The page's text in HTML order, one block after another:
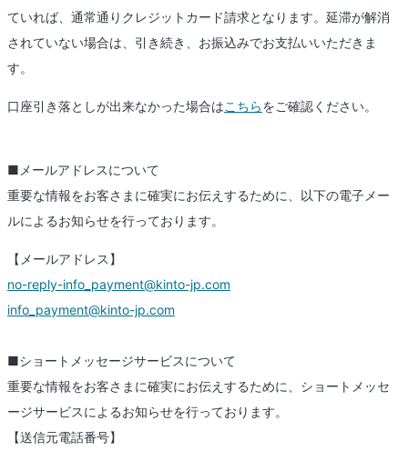
ていれば、通常通りクレジットカード請求となります。延滞が解消
されていない場合は、引き続き、お振込みでお支払いいただきま
す。
口座引き落としが出来なかった場合はこちらをご確認ください。
■メールアドレスについて
重要な情報をお客さまに確実にお伝えするために、以下の電子メー
ルによるお知らせを行っております。
【メールアドレス】
no-reply-info_payment@kinto-jp.com
info_payment@kinto-jp.com
■ショートメッセージサービスについて
重要な情報をお客さまに確実にお伝えするために、ショートメッセ
ージサービスによるお知らせを行っております。
【送信元電話番号】